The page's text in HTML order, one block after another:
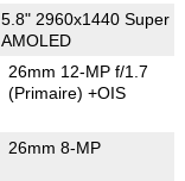
5.8" 2960x1440 Super
AMOLED
26mm 12-MP f/1.7
(Primaire) +OIS
26mm 8-MP